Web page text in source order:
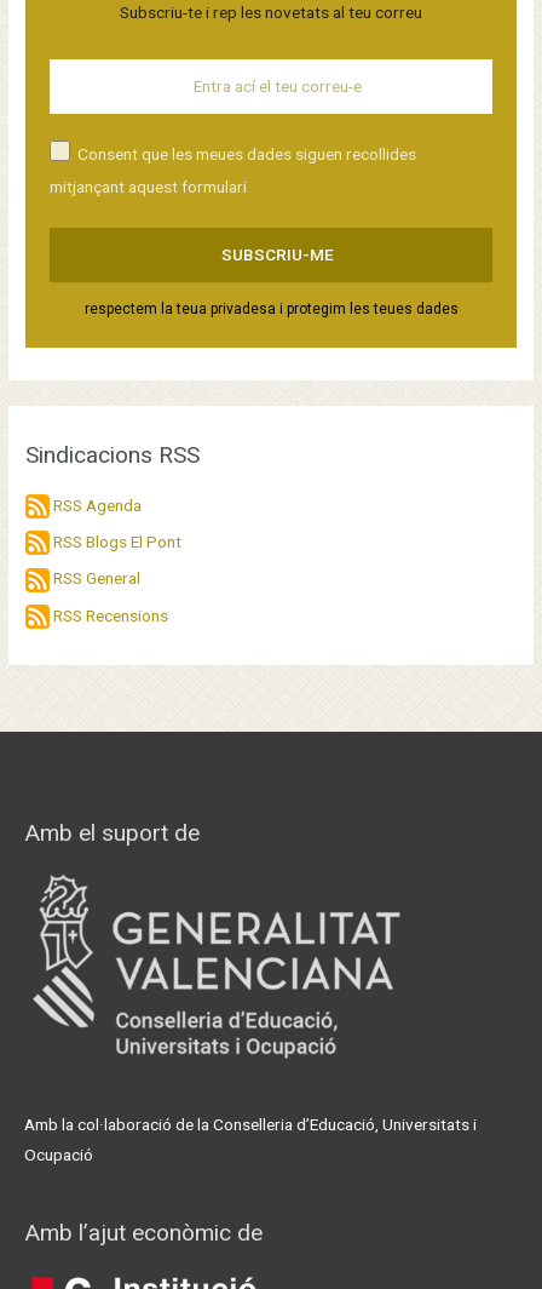
Subscriu-te i rep les novetats al teu correu
Consent que les meues dades siguen recollides
mitjançant aquest formulari
respectem la teua privadesa i protegim les teues dades
Sindicacions RSS
RSS Agenda
RSS Blogs El Pont
RSS General
RSS Recensions
Amb el suport de
Amb la col·laboració de la Conselleria d’Educació, Universitats i
Ocupació
Amb l’ajut econòmic de